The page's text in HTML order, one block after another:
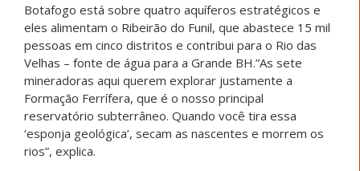
Botafogo está sobre quatro aquíferos estratégicos e
eles alimentam o Ribeirão do Funil, que abastece 15 mil
pessoas em cinco distritos e contribui para o Rio das
Velhas – fonte de água para a Grande BH.”As sete
mineradoras aqui querem explorar justamente a
Formação Ferrífera, que é o nosso principal
reservatório subterrâneo. Quando você tira essa
‘esponja geológica’, secam as nascentes e morrem os
rios”, explica.